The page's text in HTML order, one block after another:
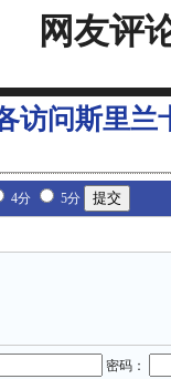
网友评
访问斯里兰
4分 5分
密码：